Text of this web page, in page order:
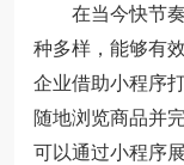
在当今快节奏
种多样，能够有
企业借助小程序
随地浏览商品并
可以通过小程序